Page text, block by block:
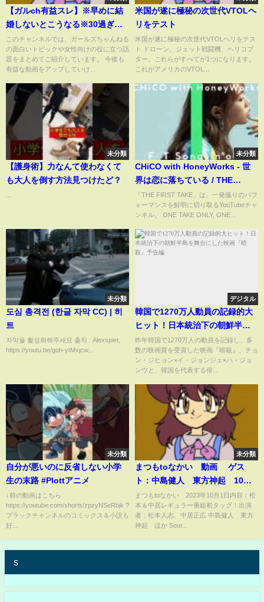
【ガルch有益スレ】※早めに結
婚しないとこうなる※30過ぎて
未婚の女性が悲惨すぎた…ｱﾗｻ
ｰ・ｱﾗﾌｫｰ独身女の本音とは？
【まとめ】
このチャンネルでは、ガールズちゃんねる
の面白いトピックや女性向けの役に立つ話
題をまとめてご紹介しています。 今後も
有益な動画をアップしていけ...
米国が遂に極秘の次世代VTOLヘ
リをテスト
米国が遂に極秘の次世代VTOLヘリをテス
ト ドローン、ジェット戦闘機、ヘリコプ
ター。これらがすべてが1つになります。
これがアメリカのVTOL...
未分類
【護身術】力なんて使わなくて
も大人を倒す方法見つけたど？
未分類
CHiCO with HoneyWorks - 世
界は恋に落ちている / THE
FIRST TAKE
「THE FIRST TAKE」は、一発撮りのパフ
ォーマンスを鮮明に切り取るYouTubeチャ
ンネル。 ONE TAKE ONLY, ONE...
未分類
도심 총격전 (한글 자막 CC) | 히
트
자막을 활성화해주세요 출처 : Alexspier,
https://youtu.be/goh-ytMvjcw...
デジタル
韓国で1270万人動員の記録的大
ヒット！日本統治下の朝鮮半島
を舞台にした映画『暗殺』予告
編
昨年韓国で1270万人の動員を記録し、多
数の映画賞を受賞した映画『暗殺』。チョ
ン・ジヒョン×イ・ジョンジェ×ハ・ジョ
ンウと、韓国を代表する俳...
未分類
自分が悪いのに反省しない小学
生の末路 #Plottアニメ
↓前の動画はこちら
https://youtube.com/shorts/zpzyNSeRbjk ?
ブラックチャンネルのコミックス＆小説も
好...
未分類
まつもtoなかい 動画 ゲス
ト：中島健人 東方神起 10月1
日
まつもtoなかい 2023年10月1日内容：松
本＆中居レギュラー番組初タッグ！出演
者：松本人志、中居正広 中島健人 東方
神起 ほか Sour...
s